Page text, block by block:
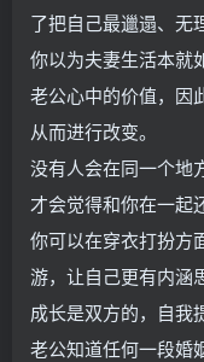
了把自己最邋遢、无
你以为夫妻生活本就
老公心中的价值，因
从而进行改变。
没有人会在同一个地
才会觉得和你在一起
你可以在穿衣打扮方
游，让自己更有内涵
成长是双方的，自我
老公知道任何一段婚